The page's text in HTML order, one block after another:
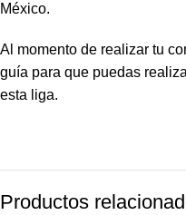
México.
Al momento de realizar tu
guía para que puedas
esta liga.
Productos